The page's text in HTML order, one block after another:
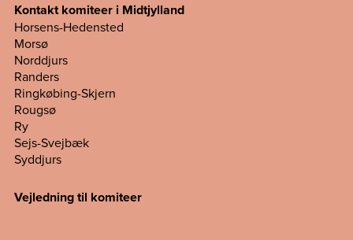
Kontakt komiteer i Midtjylland
Horsens-Hedensted
Morsø
Norddjurs
Randers
Ringkøbing-Skjern
Rougsø
Ry
Sejs-Svejbæk
Syddjurs
Vejledning til komiteer